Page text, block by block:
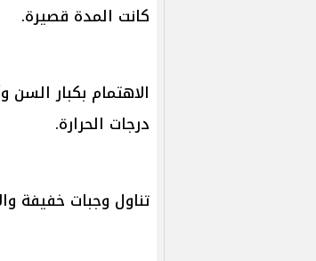
كانت المدة قصيرة.
الاهتمام بكبار السن
درجات الحرارة.
تناول وجبات خفيفة